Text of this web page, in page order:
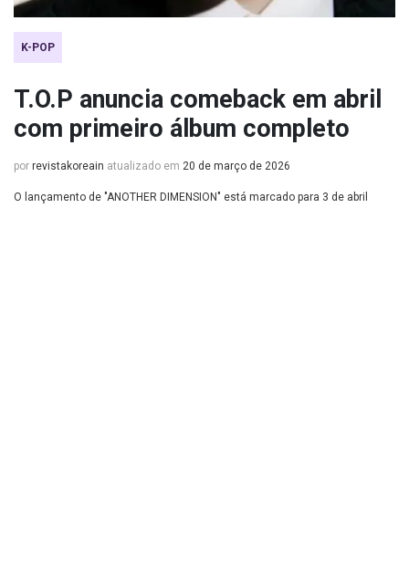
K-POP
T.O.P anuncia comeback em abril
com primeiro álbum completo
por revistakoreain atualizado em 20 de março de 2026
O lançamento de "ANOTHER DIMENSION" está marcado para 3 de abril